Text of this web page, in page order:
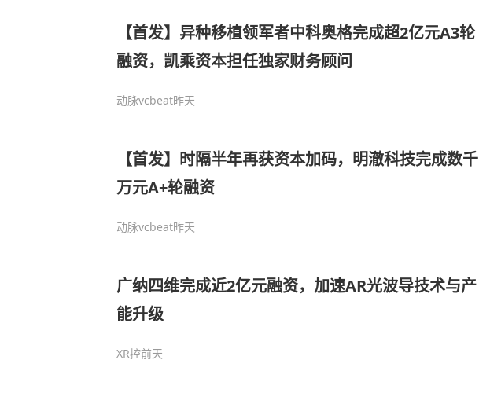
【首发】异种移植领军者中科奥格完成超2亿元A3轮
融资，凯乘资本担任独家财务顾问
动脉vcbeat昨天
【首发】时隔半年再获资本加码，明澈科技完成数千
万元A+轮融资
动脉vcbeat昨天
广纳四维完成近2亿元融资，加速AR光波导技术与产
能升级
XR控前天